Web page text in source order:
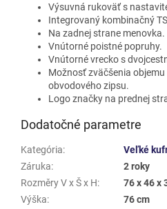
Výsuvná rukoväť s
Integrovaný kombinačný
Na zadnej strane menovka.
Vnútorné poistné popruhy.
Vnútorné vrecko s
Možnosť zväčšenia
obvodového zipsu.
Logo značky na prednej
Dodatočné parametre
Kategória:
Veľké
Záruka:
2 roky
Rozměry V x Š x H:
76 x 46 x
Výška:
76 cm